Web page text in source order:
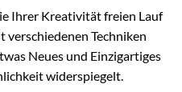
Ihrer Kreativität freien Lauf
verschiedenen Techniken
Neues und Einzigartiges
widerspiegelt.